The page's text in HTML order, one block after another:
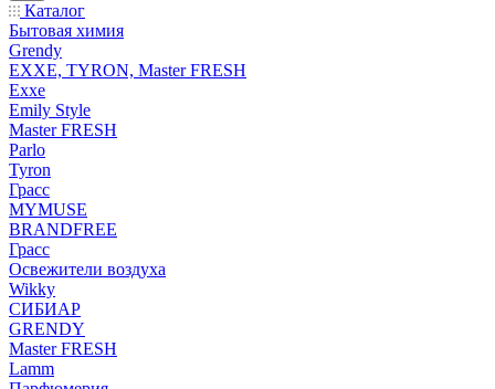
Каталог
Бытовая химия
Grendy
EXXE, TYRON, Master FRESH
Exxe
Emily Style
Master FRESH
Parlo
Tyron
Грасс
MYMUSE
BRANDFREE
Грасс
Освежители воздуха
Wikky
СИБИАР
GRENDY
Master FRESH
Lamm